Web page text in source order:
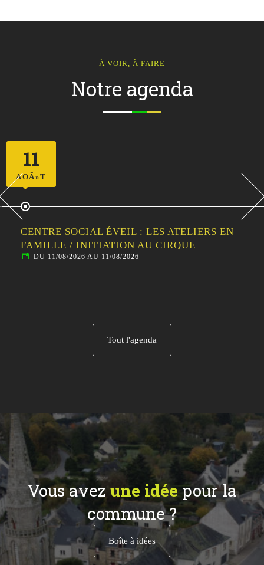
À VOIR, À FAIRE
Notre agenda
11
AOÃ»T
CENTRE SOCIAL ÉVEIL : LES ATELIERS EN
FAMILLE / INITIATION AU CIRQUE
DU 11/08/2026 AU 11/08/2026
Tout l'agenda
Vous avezune idéepour la
commune ?
Boîte à idées